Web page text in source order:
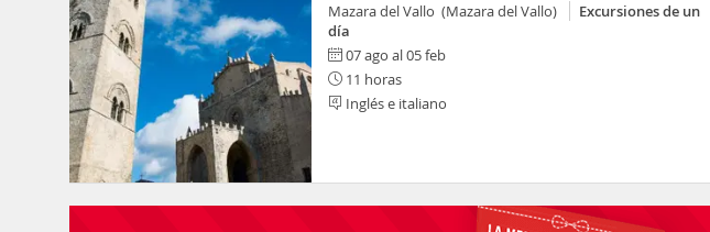
Mazara del Vallo (Mazara del Vallo)
Excursiones de un
día
07 ago al 05 feb
11 horas
Inglés e italiano